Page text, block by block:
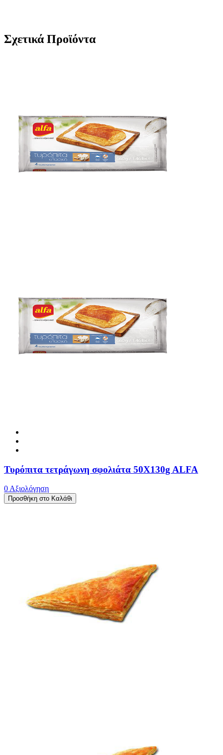
Σχετικά Προϊόντα
Τυρόπιτα τετράγωνη σφολιάτα 50X130g ALFA
0 Αξιολόγηση
Προσθήκη στο Καλάθι